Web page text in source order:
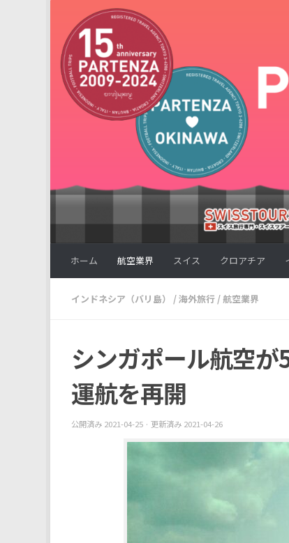
コンテンツへスキップ
ホーム 航空業界 スイス クロアチア
インドネシア（バリ島） /海外旅行 /航空業界
シンガポール航空
運航を再開
公開済み 2021-04-25 · 更新済み 2021-04-26